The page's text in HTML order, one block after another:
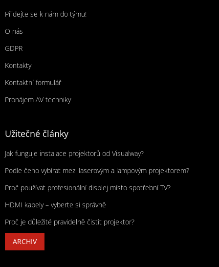
Přidejte se k nám do týmu!
O nás
GDPR
Kontakty
Kontaktní formulář
Pronájem AV techniky
Užitečné články
Jak funguje instalace projektorů od Visualway?
Podle čeho vybírat mezi laserovým a lampovým projektorem?
Proč používat profesionální displej místo spotřební TV?
HDMI kabely – vyberte si správně
Proč je důležité pravidelně čistit projektor?
ARCHIV